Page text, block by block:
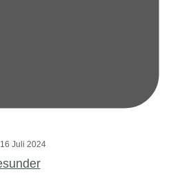
16 Juli 2024